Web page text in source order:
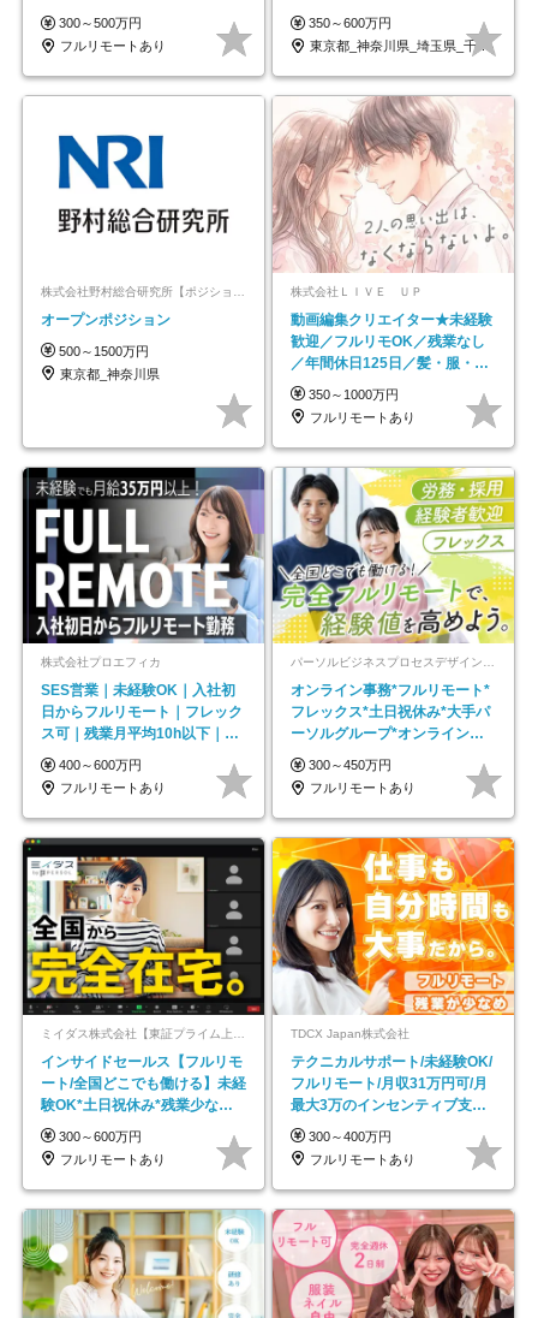
◆5年目まで必ず昇給
300～500万円
フルリモートあり
休日123日/OW
350～600万円
東京都_神奈川県_埼玉県_千葉県_大阪府…
オープンポジション
500～1500万円
東京都_神奈川県
株式会社ＬＩＶＥ ＵＰ
動画編集クリエイター★未経験
歓迎／フルリモOK／残業なし
／年間休日125日／髪・服・ネ
イル自由／研修充実で安心
350～1000万円
フルリモートあり
株式会社プロエフィカ
SES営業｜未経験OK｜入社初
日からフルリモート｜フレック
ス可｜残業月平均10h以下｜事
業立ち上げメンバー
400～600万円
フルリモートあり
パーソルビジネスプロセスデザイン株式会社 事業開発本部
オンライン事務*フルリモート*
フレックス*土日祝休み*大手パ
ーソルグループ*オンライン面
接*30～40代活躍中
300～450万円
フルリモートあり
インサイドセールス【フルリモ
ート/全国どこでも働ける】未経
験OK*土日祝休み*残業少なめ*
在宅勤務手当あり
300～600万円
フルリモートあり
TDCX Japan株式会社
テクニカルサポート/未経験OK/
フルリモート/月収31万円可/月
最大3万のインセンティブ支給/
平均年齢33歳
300～400万円
フルリモートあり